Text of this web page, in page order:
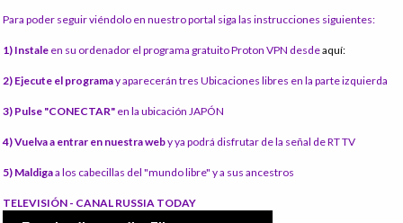
Para poder seguir viéndolo en nuestro portal siga las instrucciones siguientes:
1) Instale en su ordenador el programa gratuito Proton VPN desdeaquí:
2) Ejecute el programay aparecerán tres Ubicaciones libres en la parte izquierda
3) Pulse "CONECTAR" en la ubicación JAPÓN
4) Vuelva a entrar en nuestra weby ya podrá disfrutar de la señal de RT TV
5) Maldigaa los cabecillas del "mundo libre" y a sus ancestros
TELEVISIÓN - CANAL RUSSIA TODAY